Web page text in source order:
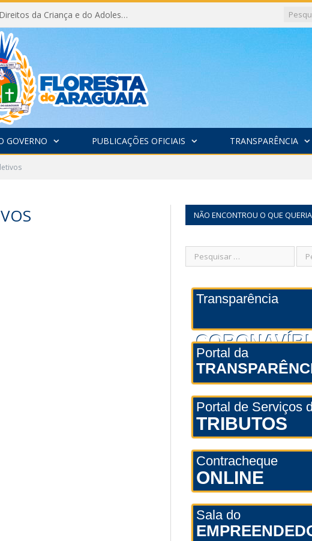
Eleição do Conselho Municipal dos Direitos da Criança e do Adolescente CMDCA 2026
GOVERNO PUBLICAÇÕES OFICIAIS TRANSPARÊNCIA
NÃO ENCONTROU O QUE
Transparência
Portal da
Portal de Serviços
TRIBUTOS
Contracheque
ONLINE
Sala do